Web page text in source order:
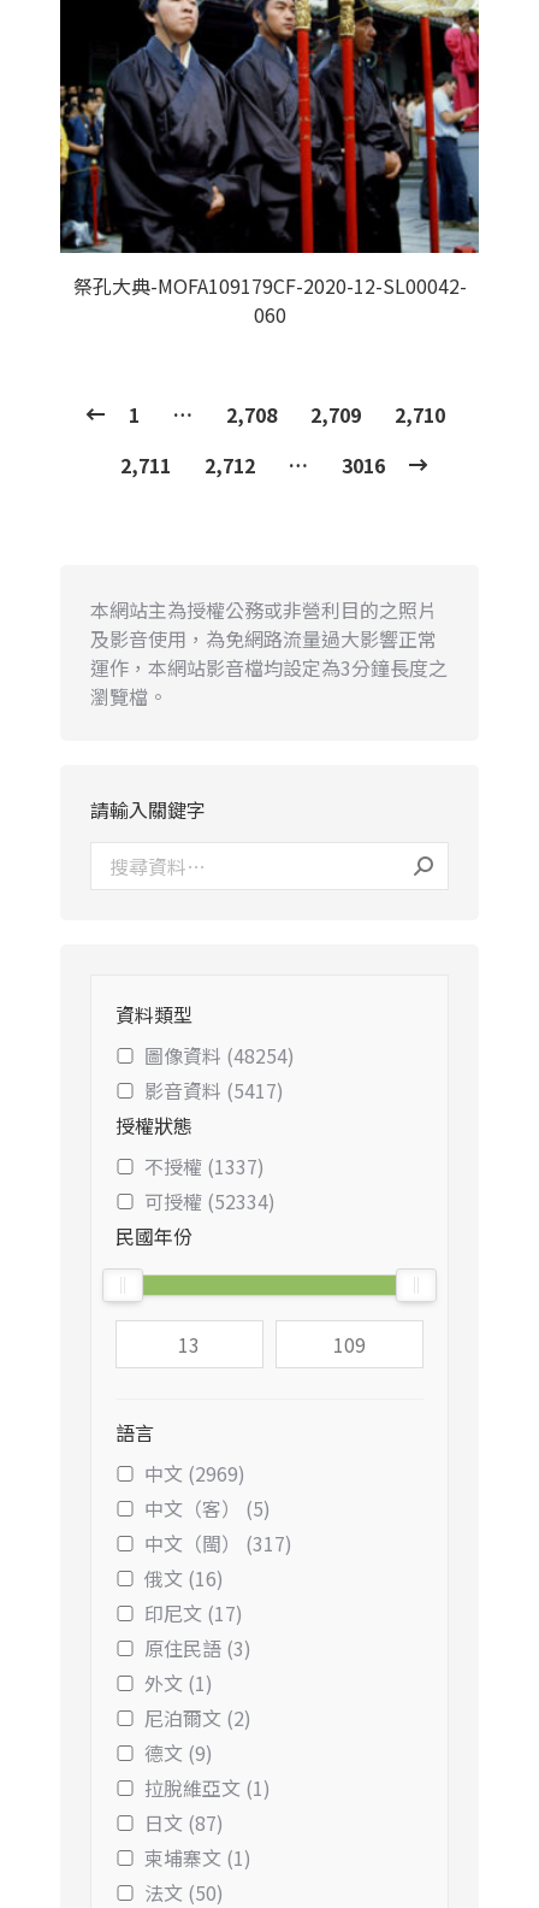
祭孔大典-MOFA109179CF-2020-12-SL00042-
060
1 … 2,708 2,709
2,710
2,711
2,712 … 3016
本網站主為授權公務或非營利目的之照片
及影音使用，為免網路流量過大影響正常
運作，本網站影音檔均設定為3分鐘長度之
瀏覽檔。
請輸入關鍵字
資料類型
圖像資料 (48254)
影音資料 (5417)
授權狀態
不授權 (1337)
可授權 (52334)
民國年份
語言
中文 (2969)
中文（客） (5)
中文（閩） (317)
俄文 (16)
印尼文 (17)
原住民語 (3)
外文 (1)
尼泊爾文 (2)
德文 (9)
拉脫維亞文 (1)
日文 (87)
柬埔寨文 (1)
法文 (50)